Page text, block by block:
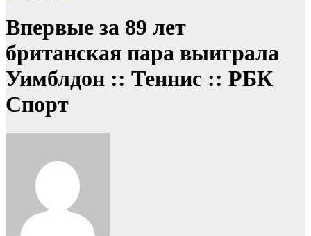
Впервые за 89 лет
британская пара выиграла
Уимблдон :: Теннис :: РБК
Спорт